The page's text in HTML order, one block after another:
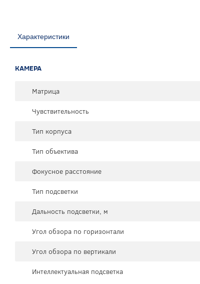
Характеристики
КАМЕРА
Матрица
Чувствительность
Тип корпуса
Тип объектива
Фокусное расстояние
Тип подсветки
Дальность подсветки, м
Угол обзора по горизонтали
Угол обзора по вертикали
Интеллектуальная подсветка